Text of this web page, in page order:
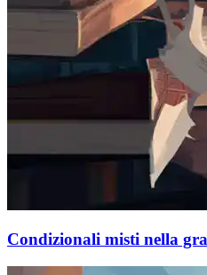
Condizionali misti nella